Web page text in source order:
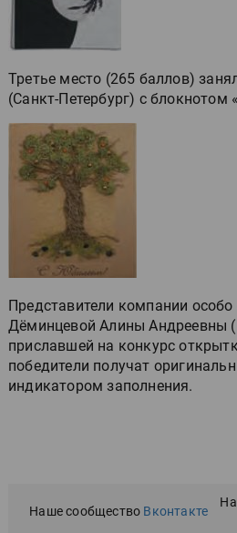
Третье место (265 баллов)
(Санкт-Петербург) с
Представители компании
Дёминцевой Алины Андреевны
приславшей на конкурс
победители получат
индикатором заполнения.
Наше сообщество Вконтакте